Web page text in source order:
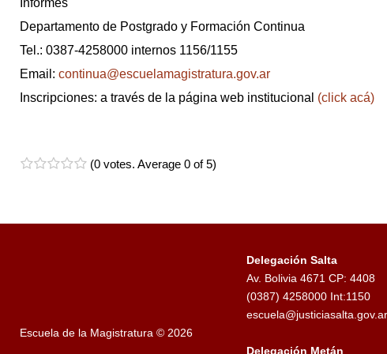
Departamento de Postgrado y Formación Continua
Tel.: 0387-4258000 internos 1156/1155
Email: continua@escuelamagistratura.gov.ar
Inscripciones: a través de la página web institucional (click acá)
(0 votes. Average 0 of 5)
Escuela de la Magistratura © 2026
Delegación Salta
Av. Bolivia 4671 CP: 4408
(0387) 4258000 Int:1150
escuela@justiciasalta.gov.ar
Delegación Metán